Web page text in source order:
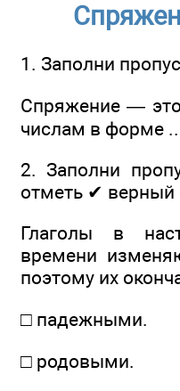
1. Заполни
Спряжение —
числам в форме
2. Заполни
отметь ✔ верный
Глаголы в
времени
поэтому их
□ падежными.
□ родовыми.